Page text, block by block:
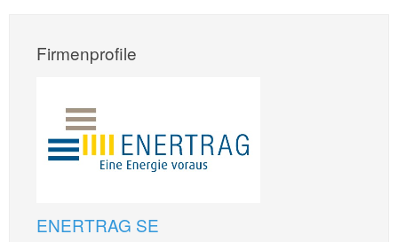
Firmenprofile
ENERTRAG SE